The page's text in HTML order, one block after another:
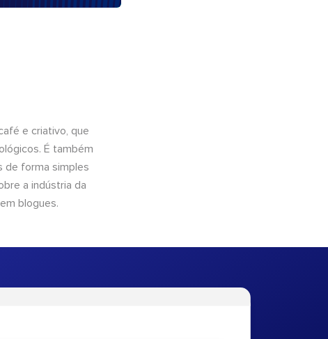
e criativo, que
É também
de forma simples
a indústria da
blogues.